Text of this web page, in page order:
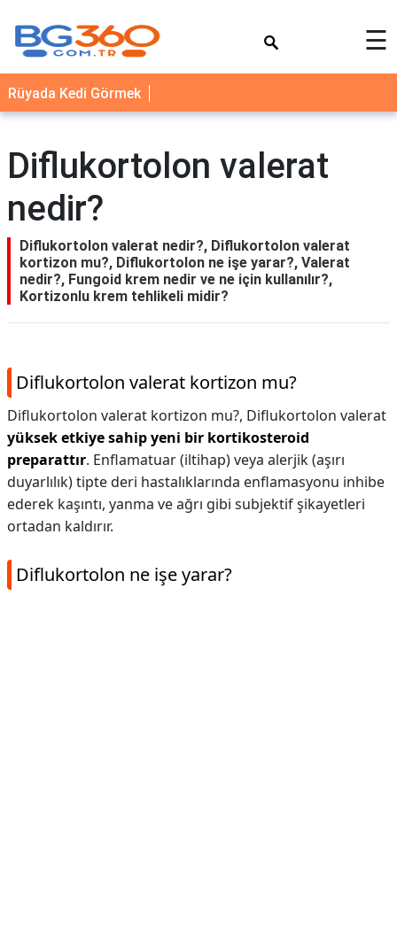
YEMEK
TARİFLERİ
NEDİR
FAYDALARI
İLETİŞİM
☰
Rüyada Kedi Görmek
Diflukortolon valerat
nedir?
Diflukortolon valerat nedir?, Diflukortolon valerat
kortizon mu?, Diflukortolon ne işe yarar?, Valerat
nedir?, Fungoid krem nedir ve ne için kullanılır?,
Kortizonlu krem tehlikeli midir?
Diflukortolon valerat kortizon mu?
Diflukortolon valerat kortizon mu?, Diflukortolon valerat
yüksek etkiye sahip yeni bir kortikosteroid
preparattır. Enflamatuar (iltihap) veya alerjik (aşırı
duyarlılık) tipte deri hastalıklarında enflamasyonu inhibe
ederek kaşıntı, yanma ve ağrı gibi subjektif şikayetleri
ortadan kaldırır.
Diflukortolon ne işe yarar?